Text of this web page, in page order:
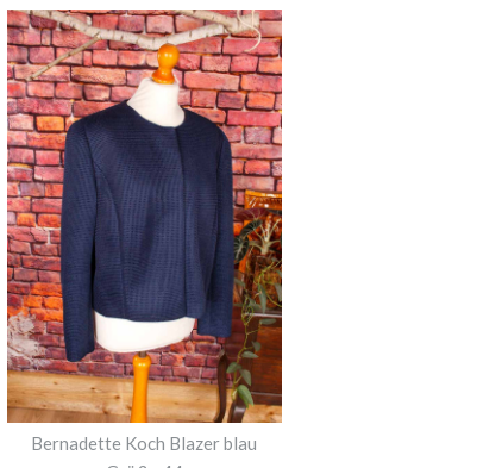
Bernadette Koch Blazer blau